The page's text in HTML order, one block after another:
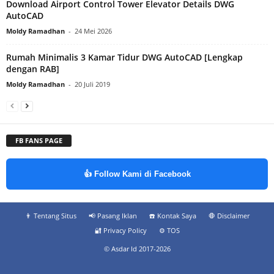
Download Airport Control Tower Elevator Details DWG
AutoCAD
Moldy Ramadhan - 24 Mei 2026
Rumah Minimalis 3 Kamar Tidur DWG AutoCAD [Lengkap
dengan RAB]
Moldy Ramadhan - 20 Juli 2019
FB FANS PAGE
👍 Follow Kami di Facebook
👨‍ Tentang Situs 📢 Pasang Iklan ☎️ Kontak Saya
🛑 Disclaimer
🔐 Privacy Policy
⚙️ TOS
© Asdar Id 2017-2026